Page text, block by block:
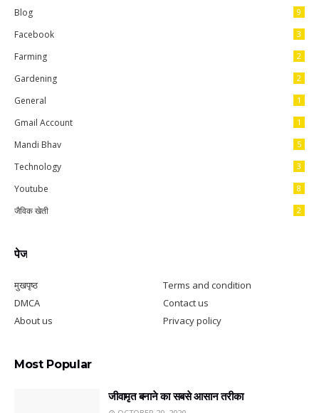
Blog 9
Facebook 3
Farming 2
Gardening 2
General 1
Gmail Account 1
Mandi Bhav 5
Technology 3
Youtube 8
जैविक खेती 2
पेज
मुखपृष्ठ
Terms and condition
DMCA
Contact us
About us
Privacy policy
Most Popular
जीवामृत बनाने का सबसे आसान तरीका